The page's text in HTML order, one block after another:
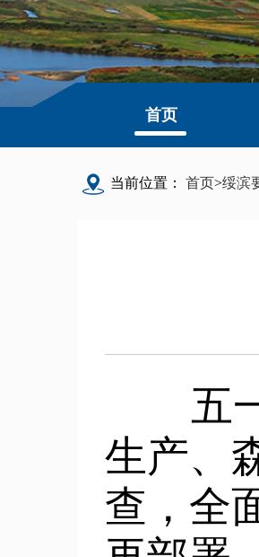
首页
当前位置： 首页>绥滨
五一
生产、
查，全